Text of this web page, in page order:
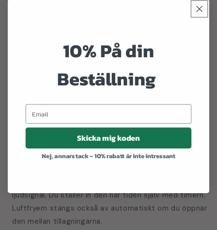
Enkel rengöring
Rengöring efter användning är enkel; saft och
en non-stick-beläggning som gör det enkelt att
rengöras med en fuktig trasa och milt
rengöringsmedel efter användning.
Automatisk avstängning
ljudsignal. Du ställer in den här tiden själv med timern.
Luftfryern stängs också av automatiskt om du öppnar
den mellan tillagningarna.
10% På din
Beställning
Skicka mig koden
Nej, annars tack – 10% rabatt är inte intressant